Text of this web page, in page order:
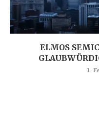
ELMOS
1.